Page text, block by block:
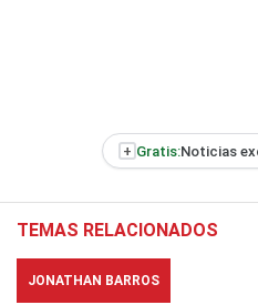
+ Gratis:Noticias
TEMAS RELACIONADOS
JONATHAN BARROS